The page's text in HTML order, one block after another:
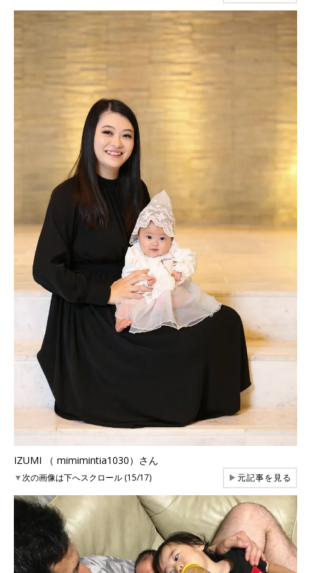
IZUMI （ mimimintia1030）さん
▼次の画像は下へスクロール (15/17) ▶元記事を見る